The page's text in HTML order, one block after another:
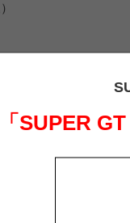
バッグ（S/
「SUPER